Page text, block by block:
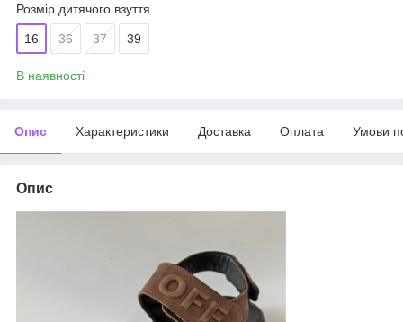
Розмір дитячого взуття
16 36 37 39
В наявності
Опис Характеристики Доставка Оплата Умови
Опис